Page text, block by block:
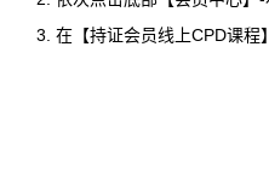
在【持证会员线上CPD课程